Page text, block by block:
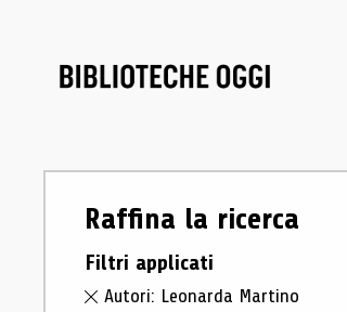
Raffina la ricerca
Filtri applicati
Autori: Leonarda Martino